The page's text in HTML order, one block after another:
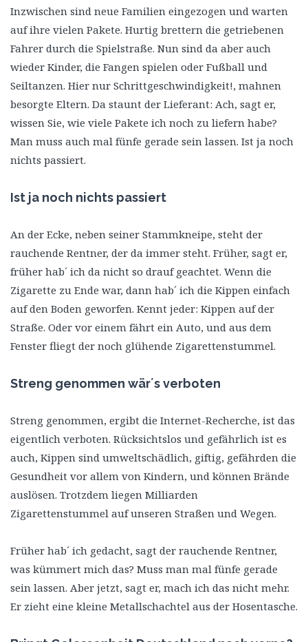
Inzwischen sind neue Familien eingezogen und warten
auf ihre vielen Pakete. Hurtig brettern die getriebenen
Fahrer durch die Spielstraße. Nun sind da aber auch
wieder Kinder, die Fangen spielen oder Fußball und
Seiltanzen. Hier nur Schrittgeschwindigkeit!, mahnen
besorgte Eltern. Da staunt der Lieferant: Ach, sagt er,
wissen Sie, wie viele Pakete ich noch zu liefern habe?
Man muss auch mal fünfe gerade sein lassen. Ist ja noch
nichts passiert.
Ist ja noch nichts passiert
An der Ecke, neben seiner Stammkneipe, steht der
rauchende Rentner, der da immer steht. Früher, sagt er,
früher hab´ ich da nicht so drauf geachtet. Wenn die
Zigarette zu Ende war, dann hab´ ich die Kippen einfach
auf den Boden geworfen. Kennt jeder: Kippen auf der
Straße. Oder vor einem fährt ein Auto, und aus dem
Fenster fliegt der noch glühende Zigarettenstummel.
Streng genommen wär´s verboten
Streng genommen, ergibt die Internet-Recherche, ist das
eigentlich verboten. Rücksichtslos und gefährlich ist es
auch, Kippen sind umweltschädlich, giftig, gefährden die
Gesundheit vor allem von Kindern, und können Brände
auslösen. Trotzdem liegen Milliarden
Zigarettenstummel auf unseren Straßen und Wegen.
Früher hab´ ich gedacht, sagt der rauchende Rentner,
was kümmert mich das? Muss man mal fünfe gerade
sein lassen. Aber jetzt, sagt er, mach ich das nicht mehr.
Er zieht eine kleine Metallschachtel aus der Hosentasche.